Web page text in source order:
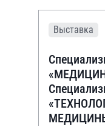
Выставка